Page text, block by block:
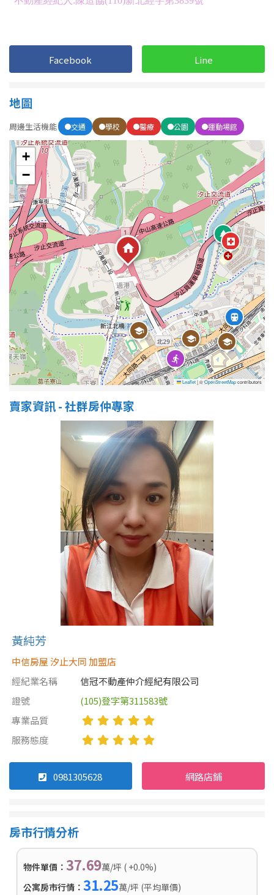
Facebook Line
地圖
周邊生活機能 交通 學校 醫療 公園 運動場館
+
−
Leaflet|©OpenStreetMapcontributors
賣家資訊 - 社群房仲專家
黃純芳
中信房屋 汐止大同 加盟店
經紀業名稱
信冠不動產仲介經紀有限公司
證號
(105)登字第311583號
專業品質
服務態度
0981305628 網路店鋪
房市行情分析
物件單價： 37.69萬/坪 ( +0.0%)
公寓房市行情： 31.25萬/坪 (平均單價)